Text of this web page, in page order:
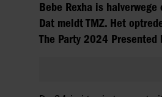
Bebe Rexha is
Dat meldt TMZ. Het
The Party 2024 Presented